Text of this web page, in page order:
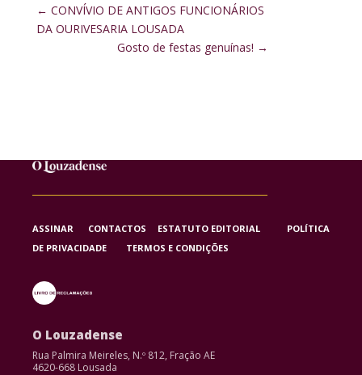
← CONVÍVIO DE ANTIGOS FUNCIONÁRIOS
DA OURIVESARIA LOUSADA
Gosto de festas genuínas! →
ASSINAR CONTACTOS ESTATUTO EDITORIAL POLÍTICA
DE PRIVACIDADE TERMOS E CONDIÇÕES
O Louzadense
Rua Palmira Meireles, N.º 812, Fração AE
4620-668 Lousada